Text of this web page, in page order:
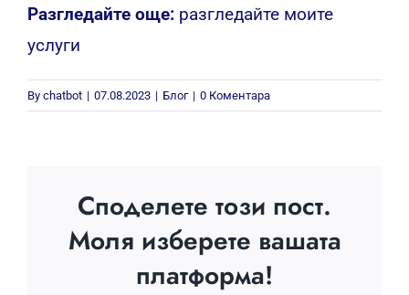
Разгледайте още: разгледайте моите
услуги
By chatbot | 07.08.2023 | Блог | 0 Коментара
Споделете този пост.
Моля изберете вашата
платформа!